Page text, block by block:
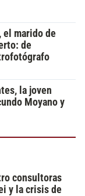
el marido de
de
la joven
Moyano y
consultoras
y la crisis de